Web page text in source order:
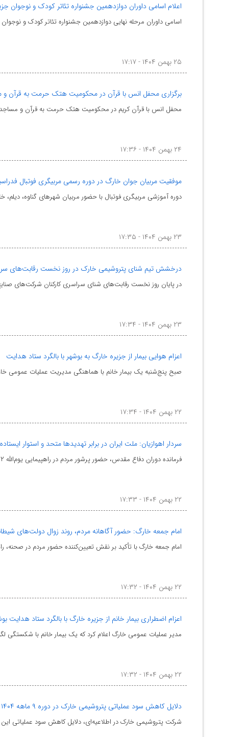
اعلام اسامی داوران دوازدهمین جشنواره تئاتر کودک و نوجوان
اسامی داوران مرحله نهایی دوازدهمین جشنواره تئاتر کودک و نوجوان جزیره خارگ اعلام شد و
۲۵ بهمن ۱۴۰۴ - ۱۷:۱۷
برگزاری محفل انس با قرآن در محکومیت هتک حرمت به قرآن
محفل انس با قرآن کریم در محکومیت هتک حرمت به قرآن و
۲۴ بهمن ۱۴۰۴ - ۱۷:۳۶
موفقیت مربیان جوان خارگ در دوره رسمی مربیگری فوتبال
دوره آموزشی مربیگری فوتبال با حضور مربیان شهرهای گناوه،
۲۳ بهمن ۱۴۰۴ - ۱۷:۳۵
درخشش تیم شنای پتروشیمی خارک در روز نخست رقابت‌های
در پایان روز نخست رقابت‌های شنای سراسری کارکنان شرکت‌های صنایع
۲۳ بهمن ۱۴۰۴ - ۱۷:۳۴
اعزام هوایی بیمار از جزیره خارگ به بوشهر با بالگرد ستاد هدایت
صبح پنج‌شنبه یک بیمار خانم با هماهنگی مدیریت عملیات عمومی
۲۲ بهمن ۱۴۰۴ - ۱۷:۳۴
سردار اهوازیان: ملت ایران در برابر تهدیدها متحد و استوار
فرمانده دوران دفاع مقدس، حضور پرشور مردم در راهپیمایی یوم‌الله ۲۲ بهمن در جزیره خارگ را نماد وحدت ملی و تداوم روحیه انقلابی ملت ایران دانست.
۲۲ بهمن ۱۴۰۴ - ۱۷:۳۳
امام جمعه خارگ: حضور آگاهانه مردم، روند زوال دولت‌های
امام جمعه خارگ با تأکید بر نقش تعیین‌کننده حضور مردم در صحنه، راهپیمایی ۲۲ بهمن را نماد اقتدار، بصیرت و ایستادگی ملت ایران در
۲۲ بهمن ۱۴۰۴ - ۱۷:۳۲
اعزام اضطراری بیمار خانم از جزیره خارگ با بالگرد ستاد هدایت
مدیر عملیات عمومی خارگ اعلام کرد که یک بیمار خانم با شکستگی
۲۲ بهمن ۱۴۰۴ - ۱۷:۳۲
دلایل کاهش سود عملیاتی پتروشیمی خارک در دوره ۹ ماهه ۱۴۰۴ اعلام شد
شرکت پتروشیمی خارک در اطلاعیه‌ای، دلایل کاهش سود عملیاتی این شرکت در دوره ۹ ماهه منتهی به ۳۰